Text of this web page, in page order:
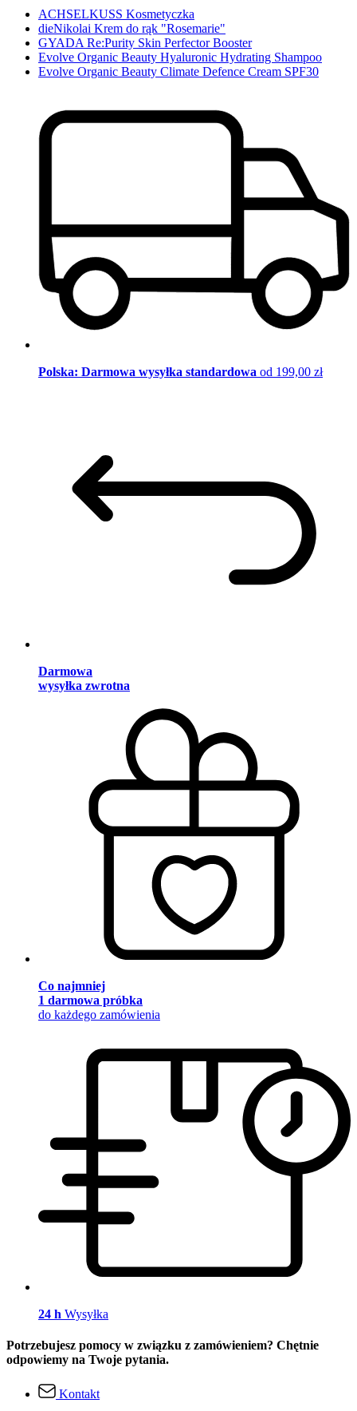
ACHSELKUSS Kosmetyczka
dieNikolai Krem do rąk "Rosemarie"
GYADA Re:Purity Skin Perfector Booster
Evolve Organic Beauty Hyaluronic Hydrating Shampoo
Evolve Organic Beauty Climate Defence Cream SPF30
Polska: Darmowa wysyłka standardowa od 199,00 zł
Darmowa
wysyłka zwrotna
Co najmniej
1 darmowa próbka
do każdego zamówienia
24 h Wysyłka
Potrzebujesz pomocy w związku z zamówieniem? Chętnie
odpowiemy na Twoje pytania.
Kontakt